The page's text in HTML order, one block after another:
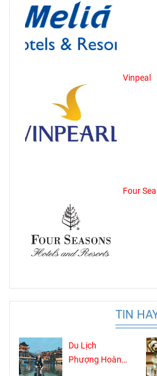
Vinpeal
Four
TIN
Du Lịch
Phượng Hoàng